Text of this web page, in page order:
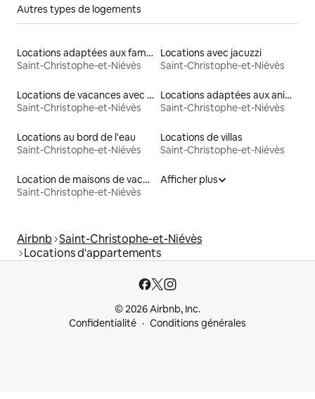
Autres types de logements
Locations adaptées aux familles
Saint-Christophe-et-Niévès
Locations avec jacuzzi
Saint-Christophe-et-Niévès
Locations de vacances avec piscine
Saint-Christophe-et-Niévès
Locations adaptées aux animaux
Saint-Christophe-et-Niévès
Locations au bord de l'eau
Saint-Christophe-et-Niévès
Locations de villas
Saint-Christophe-et-Niévès
Location de maisons de vacances
Saint-Christophe-et-Niévès
Afficher plus
Airbnb Saint-Christophe-et-Niévès
Locations d'appartements
© 2026 Airbnb, Inc.
Confidentialité
Conditions générales